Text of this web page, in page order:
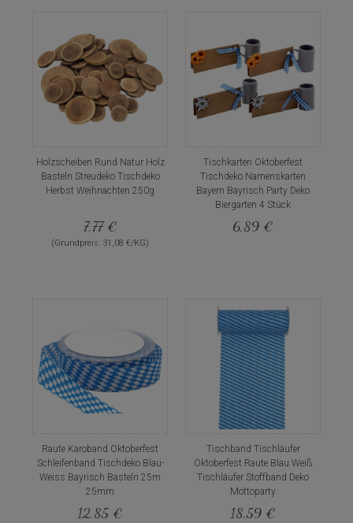
Holzscheiben Rund Natur Holz
Basteln Streudeko Tischdeko
Herbst Weihnachten 250g
7,77 €
(Grundpreis: 31,08 €/KG)
Tischkarten Oktoberfest
Tischdeko Namenskarten
Bayern Bayrisch Party Deko
Biergarten 4 Stück
6,89 €
Raute Karoband Oktoberfest
Schleifenband Tischdeko Blau-
Weiss Bayrisch Basteln 25m
25mm
12,85 €
Tischband Tischläufer
Oktoberfest Raute Blau Weiß
Tischläufer Stoffband Deko
Mottoparty
18,59 €